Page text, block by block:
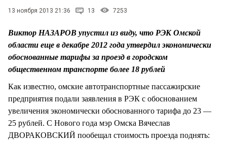
13 ноября 2013 21:36 13 7253
Виктор НАЗАРОВ упустил из виду, что РЭК Омской
области еще в декабре 2012 года утвердил экономически
обоснованные тарифы за проезд в городском
общественном транспорте более 18 рублей
Как известно, омские автотранспортные пассажирские
предприятия подали заявления в РЭК с обоснованием
увеличения экономически обоснованного тарифа до 23 —
25 рублей. С Нового года мэр Омска Вячеслав
ДВОРАКОВСКИЙ пообещал стоимость проезда поднять: